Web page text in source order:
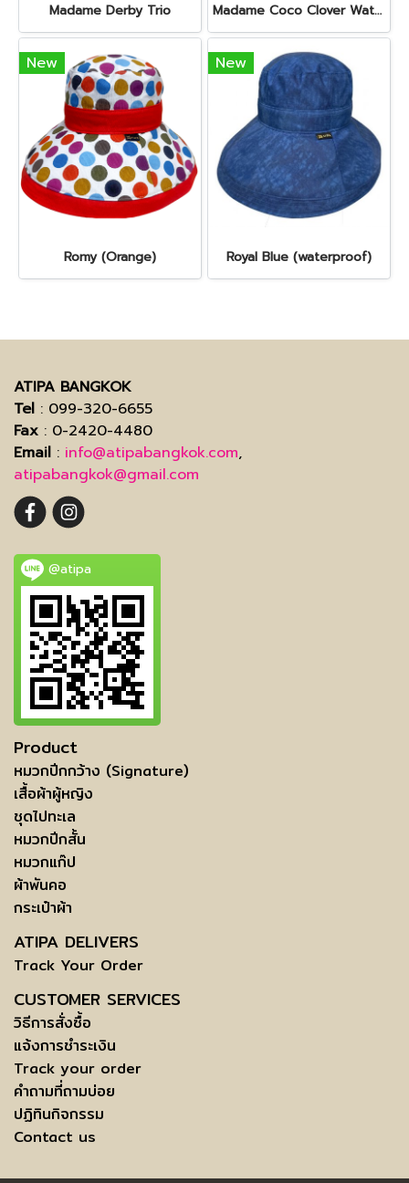
Madame Derby Trio Madame Coco Clover Waterproof (Misty Black)
New
Romy (Orange)
New
Royal Blue (waterproof)
ATIPA BANGKOK
Tel : 099-320-6655
Fax : 0-2420-4480
Email : info@atipabangkok.com,
atipabangkok@gmail.com
@atipa
Product
หมวกปีกกว้าง (Signature)
เสื้อผ้าผู้หญิง
ชุดไปทะเล
หมวกปีกสั้น
หมวกแก๊ป
ผ้าพันคอ
กระเป๋าผ้า
ATIPA DELIVERS
Track Your Order
CUSTOMER SERVICES
วิธีการสั่งซื้อ
แจ้งการชำระเงิน
Track your order
คำถามที่ถามบ่อย
ปฏิทินกิจกรรม
Contact us